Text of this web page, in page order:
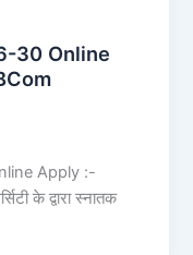
30 Online
Apply :-
के द्वारा स्नातक